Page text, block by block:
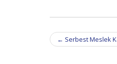
Post
navigation
← Serbest Meslek